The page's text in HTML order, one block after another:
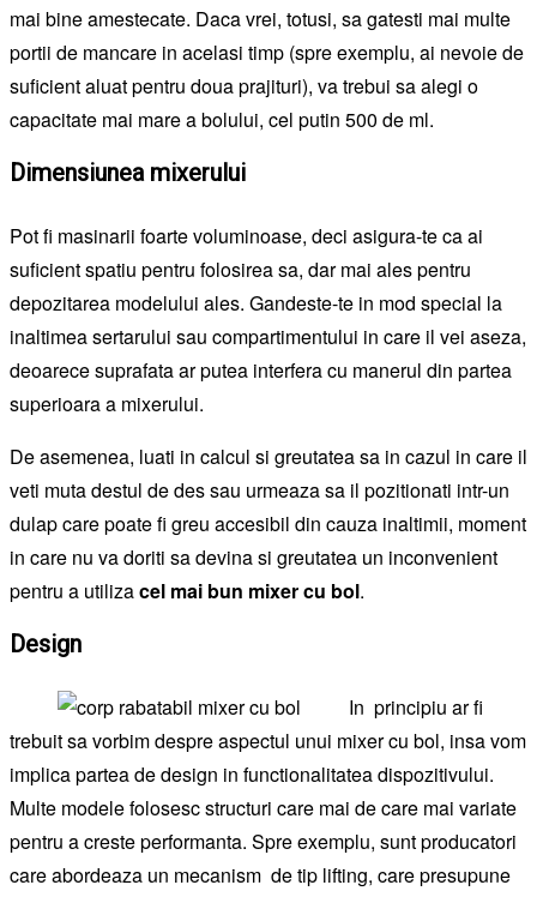
mai bine amestecate. Daca vrei, totusi, sa gatesti mai multe
portii de mancare in acelasi timp (spre exemplu, ai nevoie de
suficient aluat pentru doua prajituri), va trebui sa alegi o
capacitate mai mare a bolului, cel putin 500 de ml.
Dimensiunea mixerului
Pot fi masinarii foarte voluminoase, deci asigura-te ca ai
suficient spatiu pentru folosirea sa, dar mai ales pentru
depozitarea modelului ales. Gandeste-te in mod special la
inaltimea sertarului sau compartimentului in care il vei aseza,
deoarece suprafata ar putea interfera cu manerul din partea
superioara a mixerului.
De asemenea, luati in calcul si greutatea sa in cazul in care il
veti muta destul de des sau urmeaza sa il pozitionati intr-un
dulap care poate fi greu accesibil din cauza inaltimii, moment
in care nu va doriti sa devina si greutatea un inconvenient
pentru a utilizacel mai bun mixer cu bol.
Design
In principiu ar fi
trebuit sa vorbim despre aspectul unui mixer cu bol, insa vom
implica partea de design in functionalitatea dispozitivului.
Multe modele folosesc structuri care mai de care mai variate
pentru a creste performanta. Spre exemplu, sunt producatori
care abordeaza un mecanism de tip lifting, care presupune